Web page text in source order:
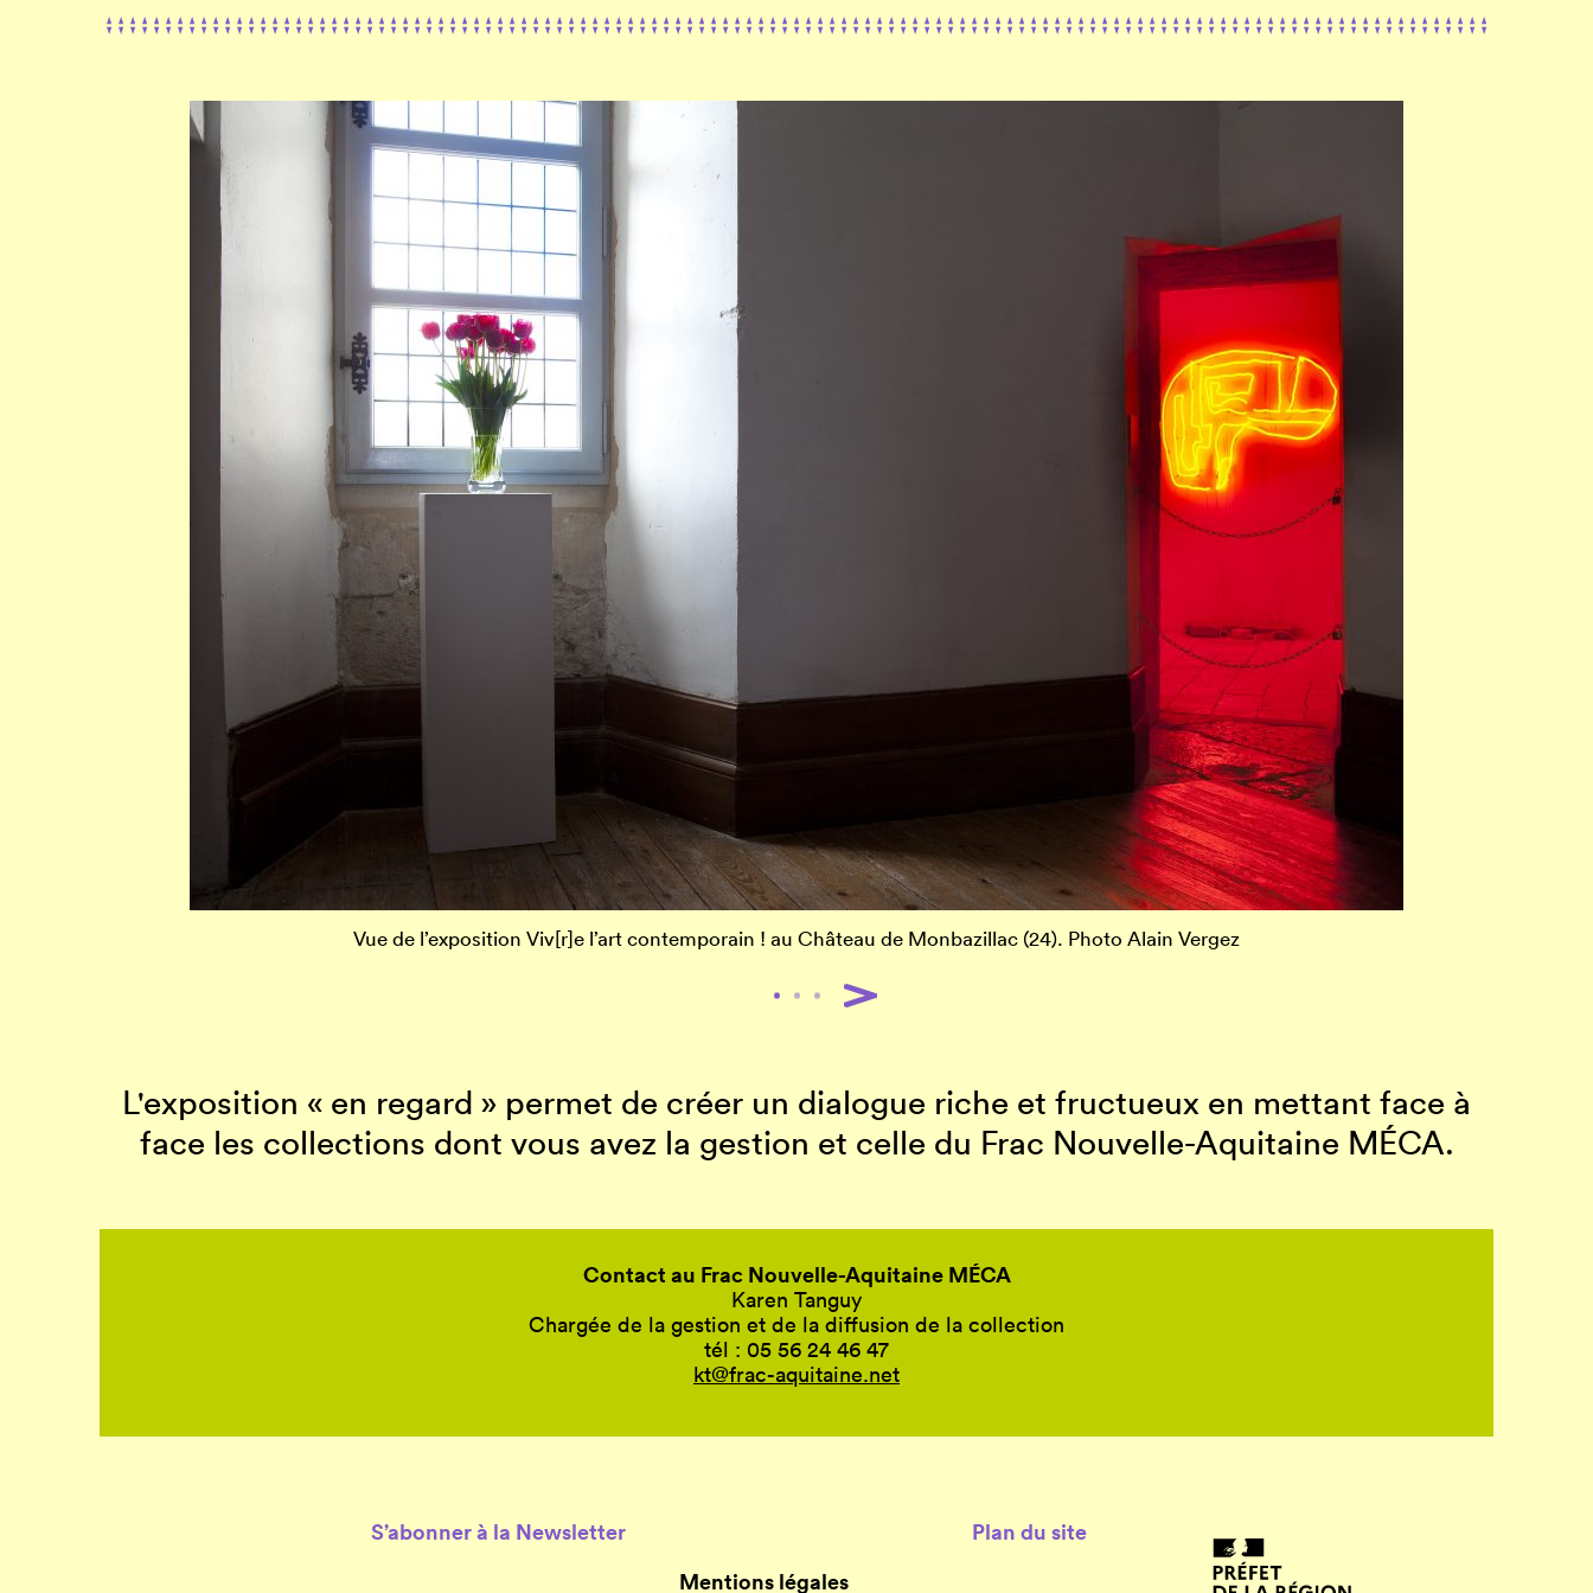
Vue de l’exposition Viv[r]e l’art contemporain ! au Château de Monbazillac (24). Photo Alain Vergez
L'exposition « en regard » permet de créer un dialogue riche et fructueux en mettant face à
face les collections dont vous avez la gestion et celle du Frac Nouvelle-Aquitaine MÉCA.
Contact au Frac Nouvelle-Aquitaine MÉCA
Karen Tanguy
Chargée de la gestion et de la diffusion de la collection
tél : 05 56 24 46 47
kt@frac-aquitaine.net
S’abonner à la Newsletter
Mentions légales
Plan du site